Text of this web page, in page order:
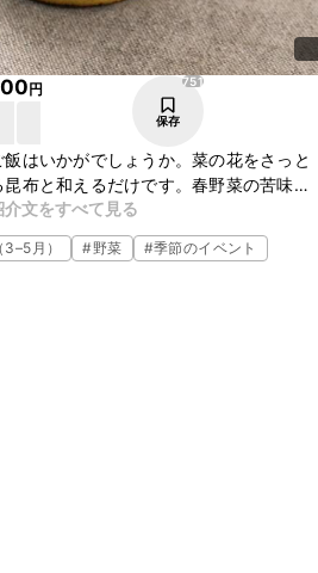
円 751
保存
はいかがでしょうか。菜の花をさっと
布と和えるだけです。春野菜の苦味
はんにとてもよく合いますよ。ぜひお
介文をすべて見る
3–5月） #野菜 #季節のイベント